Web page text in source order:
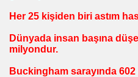
Her 25 kişiden biri astım
Dünyada insan başına
milyondur.
Buckingham sarayında